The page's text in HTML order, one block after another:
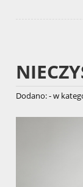
Dodano:-w